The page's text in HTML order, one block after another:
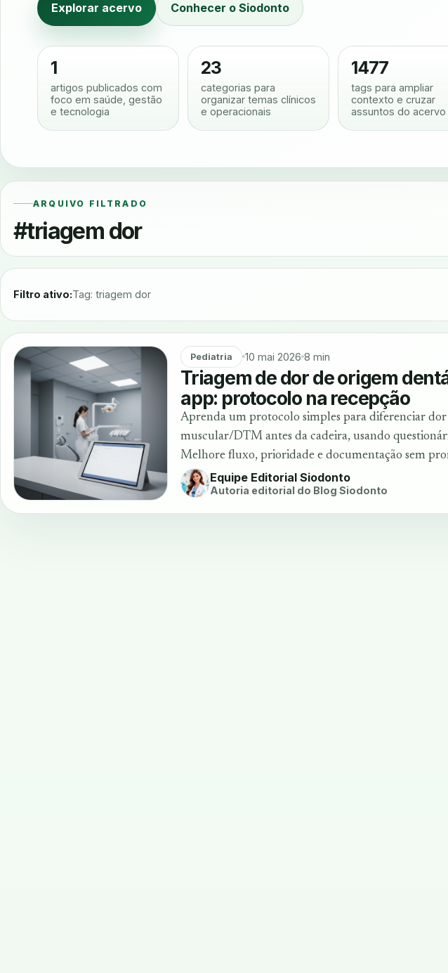
Explorar acervo Conhecer o Siodonto
1
artigos publicados com
foco em saúde, gestão
e tecnologia
23
categorias para
organizar temas clínicos
e operacionais
1477
tags para ampliar
contexto e cruzar
assuntos do acervo
ARQUIVO FILTRADO
#triagem dor
Filtro ativo:Tag: triagem dor
Pediatria 10 mai 2026 8 min
Triagem de dor de origem
app: protocolo na recepção
Aprenda um protocolo simples para diferenciar
muscular/DTM antes da cadeira, usando
Melhore fluxo, prioridade e documentação sem
Equipe Editorial Siodonto
Autoria editorial do Blog Siodonto